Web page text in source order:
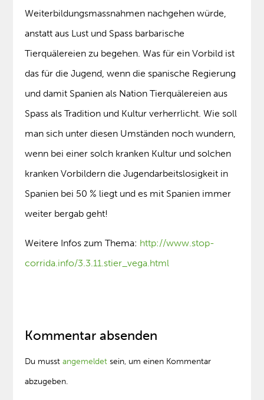
Weiterbildungsmassnahmen nachgehen würde,
anstatt aus Lust und Spass barbarische
Tierquälereien zu begehen. Was für ein Vorbild ist
das für die Jugend, wenn die spanische Regierung
und damit Spanien als Nation Tierquälereien aus
Spass als Tradition und Kultur verherrlicht. Wie soll
man sich unter diesen Umständen noch wundern,
wenn bei einer solch kranken Kultur und solchen
kranken Vorbildern die Jugendarbeitslosigkeit in
Spanien bei 50 % liegt und es mit Spanien immer
weiter bergab geht!
Weitere Infos zum Thema: http://www.stop-
corrida.info/3.3.11.stier_vega.html
Kommentar absenden
Du musstangemeldet sein, um einen Kommentar
abzugeben.